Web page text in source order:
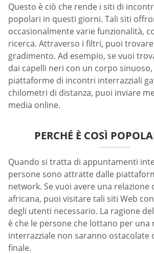
Questo è ciò che rende i siti di
popolari in questi giorni. Tali siti
occasionalmente varie funzionalità,
ricerca. Attraverso i filtri, puoi
gradimento. Ad esempio, se vuoi
dai capelli neri con un corpo
piattaforme di incontri interrazziali
chilometri di distanza, puoi inviare
media online.
PERCHÉ È COSÌ
Quando si tratta di appuntamenti
persone sono attratte dalle
network. Se vuoi avere una relazione
africana, puoi visitare tali siti Web
degli utenti necessario. La ragione
è che le persone che lottano per una
interrazziale non saranno ostacolate
finale.